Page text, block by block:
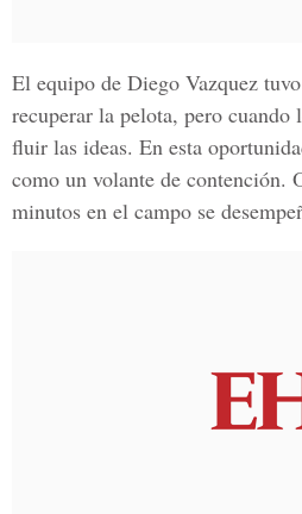
El equipo de Diego Vazquez
recuperar la pelota, pero cuando
fluir las ideas. En esta
como un volante de contención.
minutos en el campo se